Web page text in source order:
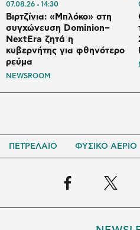
07.08.26 14:30
Βιρτζίνια: «Μπλόκο» στη
συγχώνευση Dominion–
NextEra ζητά η
κυβερνήτης για φθηνότερο
ρεύμα
NEWSROOM
ΠΕΤΡΕΛΑΙΟ ΦΥΣΙΚΟ ΑΕΡΙΟ